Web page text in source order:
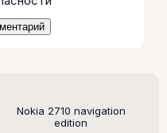
Nokia 2710 navigation
edition